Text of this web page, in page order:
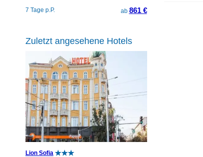
7 Tage p.P.
ab 861 €
Zuletzt angesehene Hotels
Lion Sofia